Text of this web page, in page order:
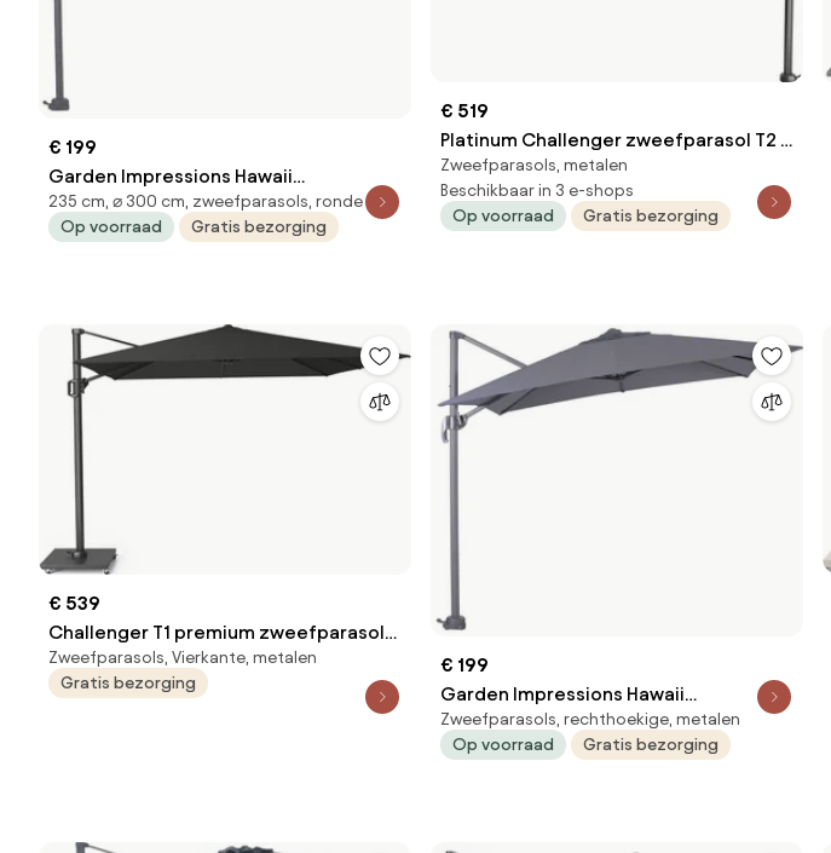
€ 199
Garden Impressions Hawaii
zweefparasol S Ø300 cm zwart
235 cm, ⌀ 300 cm, zweefparasols, ronde
Op voorraad
Gratis bezorging
€ 519
Platinum Challenger zweefparasol T2 -
3x3 m. - Olijf
Zweefparasols, metalen
Beschikbaar in 3 e-shops
Op voorraad
Gratis bezorging
€ 539
Challenger T1 premium zweefparasol
300x300 cm faded black
Zweefparasols, Vierkante, metalen
Gratis bezorging
€ 199
Garden Impressions Hawaii
zweefparasol S 250x250 - donker grijs
Zweefparasols, rechthoekige, metalen
Op voorraad
Gratis bezorging